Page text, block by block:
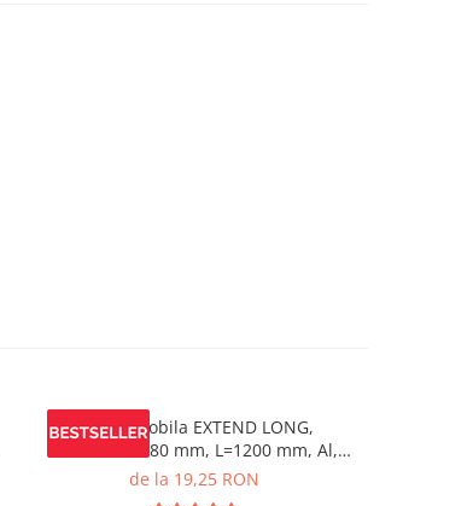
Maner mobila EXTEND LONG,
C=224/448/480 mm, L=1200 mm, Al,
brushed gold
de la 19,25 RON